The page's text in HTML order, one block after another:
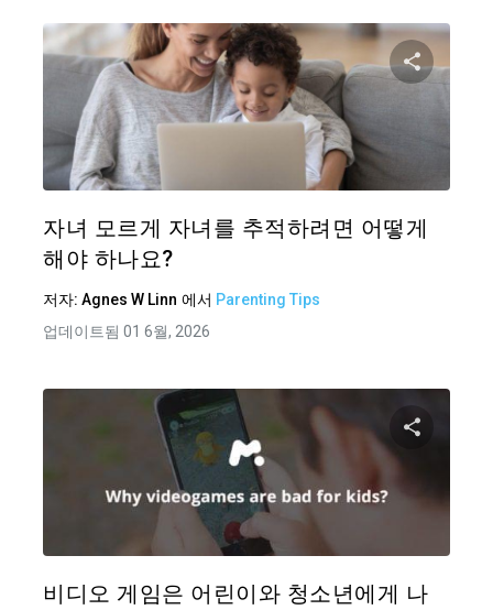
이 기
자녀 모르게 자녀를 추적하려면 어떻게
해야 하나요?
저자: Agnes W Linn 에서 Parenting Tips
업데이트됨 01 6월, 2026
비디오 게임은 어린이와 청소년에게 나